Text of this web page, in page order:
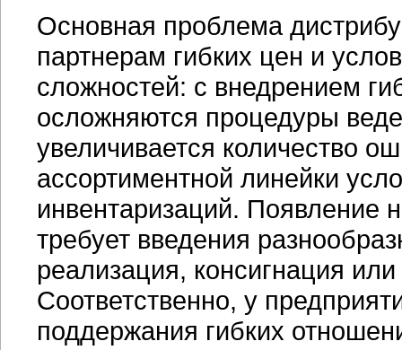
Основная проблема
партнерам гибких цен и
сложностей: с внедрением
осложняются процедуры
увеличивается количество
ассортиментной линейки
инвентаризаций. Появление
требует введения
реализация, консигнация
Соответственно, у
поддержания гибких